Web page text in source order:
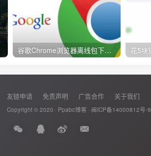
谷歌Chrome浏览器离线包下载【更新于:2017-02-02】
友链申请 免责声明 广告合作 关于我们
Copyright © 2020 · Ppabc博客 · 闽ICP备14000812号-9